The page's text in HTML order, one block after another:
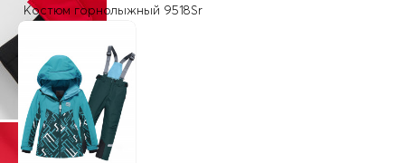
Костюм горнолыжный 9518Sr